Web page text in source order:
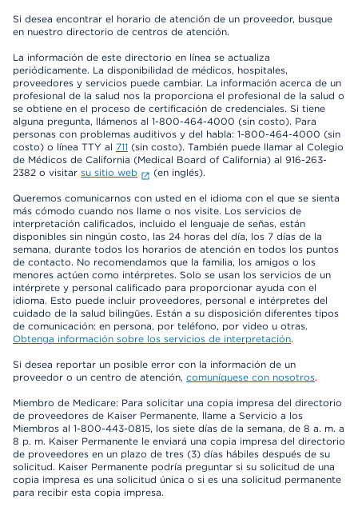
Si desea encontrar el horario de atención de un proveedor, busque
en nuestro directorio de centros de atención.
La información de este directorio en línea se actualiza
periódicamente. La disponibilidad de médicos, hospitales,
proveedores y servicios puede cambiar. La información acerca de un
profesional de la salud nos la proporciona el profesional de la salud o
se obtiene en el proceso de certificación de credenciales. Si tiene
alguna pregunta, llámenos al 1-800-464-4000 (sin costo). Para
personas con problemas auditivos y del habla: 1-800-464-4000 (sin
costo) o línea TTY al 711 (sin costo). También puede llamar al Colegio
de Médicos de California (Medical Board of California) al 916-263-
2382 o visitar su sitio web (en inglés).
Queremos comunicarnos con usted en el idioma con el que se sienta
más cómodo cuando nos llame o nos visite. Los servicios de
interpretación calificados, incluido el lenguaje de señas, están
disponibles sin ningún costo, las 24 horas del día, los 7 días de la
semana, durante todos los horarios de atención en todos los puntos
de contacto. No recomendamos que la familia, los amigos o los
menores actúen como intérpretes. Solo se usan los servicios de un
intérprete y personal calificado para proporcionar ayuda con el
idioma. Esto puede incluir proveedores, personal e intérpretes del
cuidado de la salud bilingües. Están a su disposición diferentes tipos
de comunicación: en persona, por teléfono, por video u otras.
Obtenga información sobre los servicios de interpretación.
Si desea reportar un posible error con la información de un
proveedor o un centro de atención, comuníquese con nosotros.
Miembro de Medicare: Para solicitar una copia impresa del directorio
de proveedores de Kaiser Permanente, llame a Servicio a los
Miembros al 1-800-443-0815, los siete días de la semana, de 8 a. m. a
8 p. m. Kaiser Permanente le enviará una copia impresa del directorio
de proveedores en un plazo de tres (3) días hábiles después de su
solicitud. Kaiser Permanente podría preguntar si su solicitud de una
copia impresa es una solicitud única o si es una solicitud permanente
para recibir esta copia impresa.